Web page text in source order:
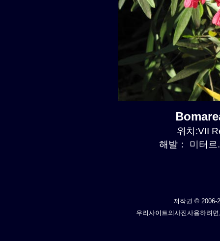
위치:VII
해발： 미터
저작권 © 2006-
우리사이트의사진사용하려